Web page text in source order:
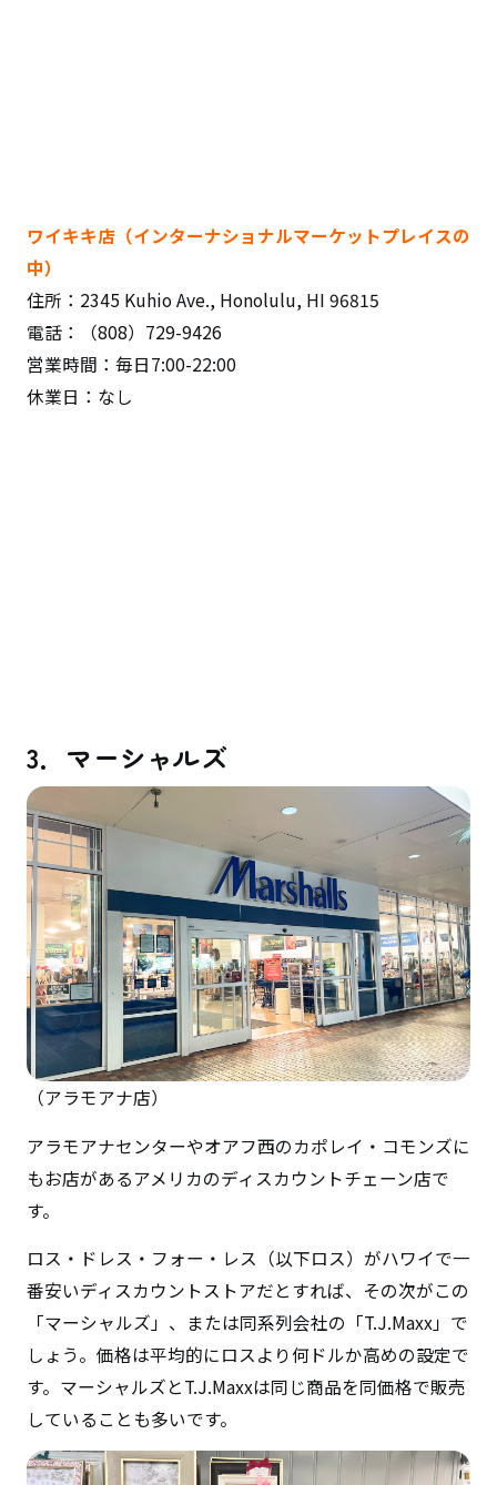
ワイキキ店（インターナショナルマーケットプレイスの
中）
住所：2345 Kuhio Ave., Honolulu, HI 96815
電話：（808）729-9426
営業時間：毎日7:00-22:00
休業日：なし
3．マーシャルズ
（アラモアナ店）
アラモアナセンターやオアフ西のカポレイ・コモンズに
もお店があるアメリカのディスカウントチェーン店で
す。
ロス・ドレス・フォー・レス（以下ロス）がハワイで一
番安いディスカウントストアだとすれば、その次がこの
「マーシャルズ」、または同系列会社の「T.J.Maxx」で
しょう。価格は平均的にロスより何ドルか高めの設定で
す。マーシャルズとT.J.Maxxは同じ商品を同価格で販売
していることも多いです。